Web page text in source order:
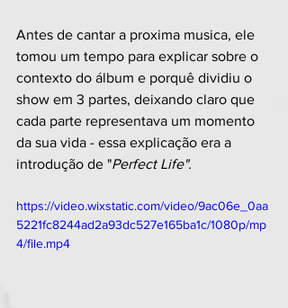
Antes de cantar a proxima musica, ele
tomou um tempo para explicar sobre o
contexto do álbum e porquê dividiu o
show em 3 partes, deixando claro que
cada parte representava um momento
da sua vida - essa explicação era a
introdução de "Perfect Life".
https://video.wixstatic.com/video/9ac06e_0aa
5221fc8244ad2a93dc527e165ba1c/1080p/mp
4/file.mp4